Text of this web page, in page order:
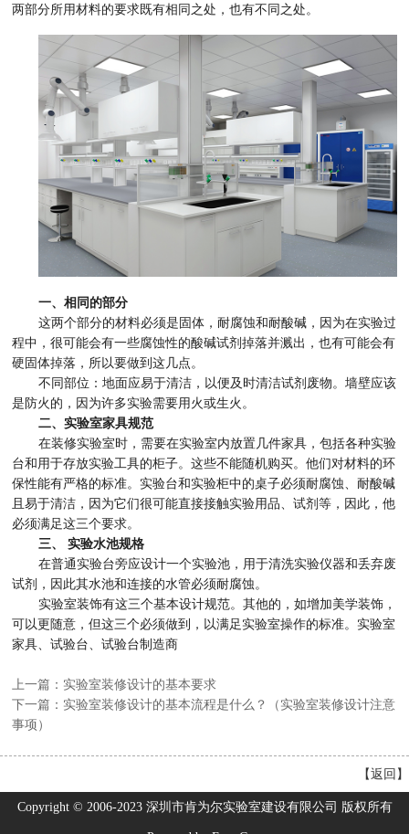
两部分所用材料的要求既有相同之处，也有不同之处。
一、相同的部分
这两个部分的材料必须是固体，耐腐蚀和耐酸碱，因为在实验过
程中，很可能会有一些腐蚀性的酸碱试剂掉落并溅出，也有可能会有
硬固体掉落，所以要做到这几点。
不同部位：地面应易于清洁，以便及时清洁试剂废物。墙壁应该
是防火的，因为许多实验需要用火或生火。
二、实验室家具规范
在装修实验室时，需要在实验室内放置几件家具，包括各种实验
台和用于存放实验工具的柜子。这些不能随机购买。他们对材料的环
保性能有严格的标准。实验台和实验柜中的桌子必须耐腐蚀、耐酸碱
且易于清洁，因为它们很可能直接接触实验用品、试剂等，因此，他
必须满足这三个要求。
三、 实验水池规格
在普通实验台旁应设计一个实验池，用于清洗实验仪器和丢弃废
试剂，因此其水池和连接的水管必须耐腐蚀。
实验室装饰有这三个基本设计规范。其他的，如增加美学装饰，
可以更随意，但这三个必须做到，以满足实验室操作的标准。实验室
家具、试验台、试验台制造商
上一篇：实验室装修设计的基本要求
下一篇：实验室装修设计的基本流程是什么？（实验室装修设计注意
事项）
【返回 】
Copyright © 2006-2023 深圳市肯为尔实验室建设有限公司 版权所有